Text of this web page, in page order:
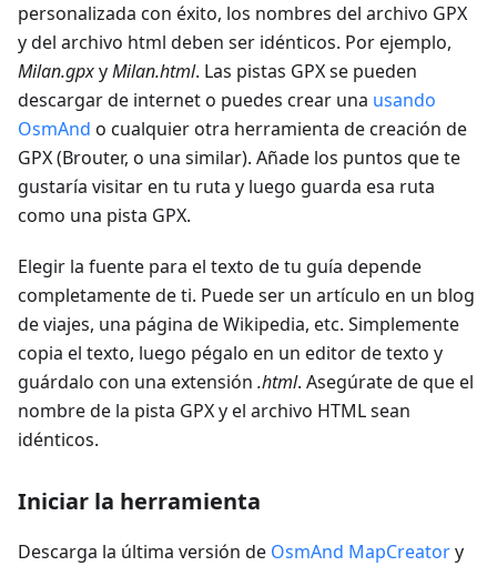
personalizada con éxito, los nombres del archivo GPX
y del archivo html deben ser idénticos. Por ejemplo,
Milan.gpxyMilan.html. Las pistas GPX se pueden
descargar de internet o puedes crear una usando
OsmAnd o cualquier otra herramienta de creación de
GPX (Brouter, o una similar). Añade los puntos que te
gustaría visitar en tu ruta y luego guarda esa ruta
como una pista GPX.
Elegir la fuente para el texto de tu guía depende
completamente de ti. Puede ser un artículo en un blog
de viajes, una página de Wikipedia, etc. Simplemente
copia el texto, luego pégalo en un editor de texto y
guárdalo con una extensión .html. Asegúrate de que el
nombre de la pista GPX y el archivo HTML sean
idénticos.
Iniciar la herramienta
Descarga la última versión de OsmAnd MapCreatory